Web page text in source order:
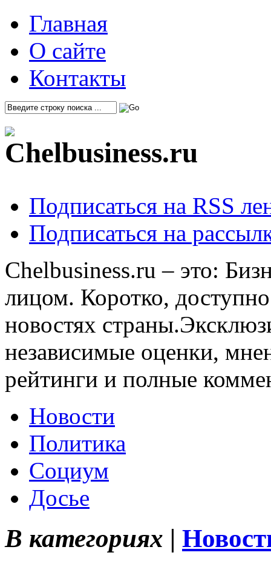
Главная
О сайте
Контакты
Подписаться на RSS
Подписаться на
Chelbusiness.ru – это:
лицом. Коротко,
новостях
независимые оценки,
рейтинги и полные
Новости
Политика
Социум
Досье
В категориях |